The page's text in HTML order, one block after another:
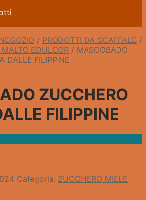
NEGOZIO / PRODOTTI DA SCAFFALE /
EDULCOR / MASCOBADO
DALLE FILIPPINE
ZUCCHERO
FILIPPINE
Categoria: ZUCCHERO MIELE